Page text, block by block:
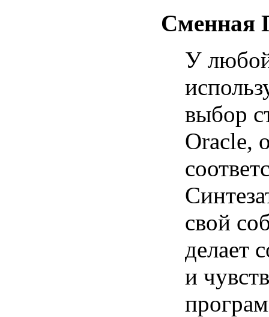
Сменная
У
выбор
Oracle,
свой
делает
и